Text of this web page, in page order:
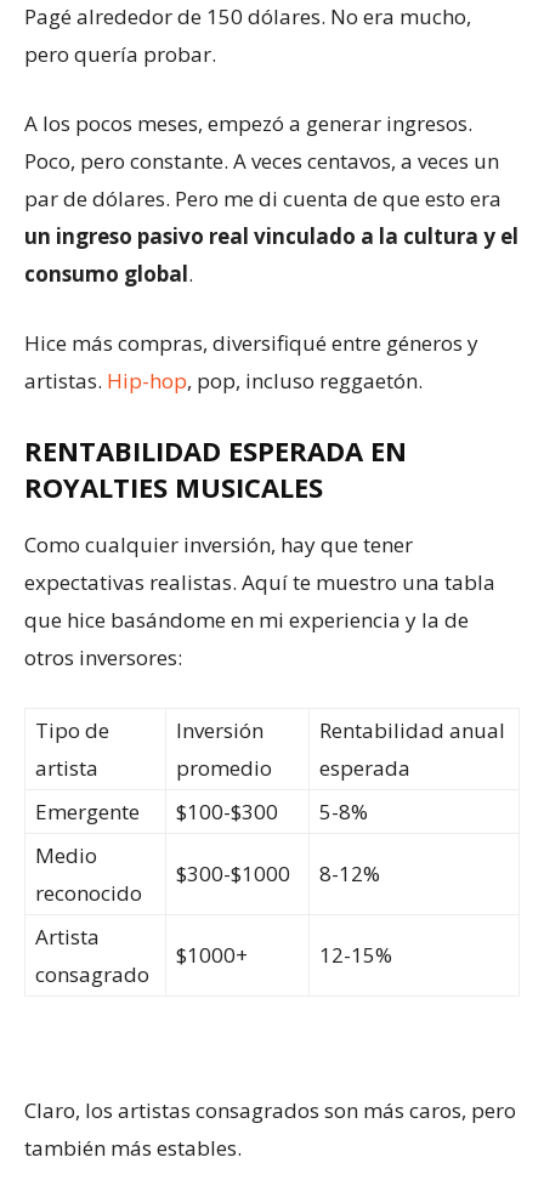
Pagé alrededor de 150 dólares. No era mucho,
pero quería probar.
A los pocos meses, empezó a generar ingresos.
Poco, pero constante. A veces centavos, a veces un
par de dólares. Pero me di cuenta de que esto era
un ingreso pasivo real vinculado a la cultura y el
consumo global.
Hice más compras, diversifiqué entre géneros y
artistas. Hip-hop, pop, incluso reggaetón.
RENTABILIDAD ESPERADA EN
ROYALTIES MUSICALES
Como cualquier inversión, hay que tener
expectativas realistas. Aquí te muestro una tabla
que hice basándome en mi experiencia y la de
otros inversores:
Tipo de
artista
Inversión
promedio
Rentabilidad anual
esperada
Emergente
$100-$300
5-8%
Medio
reconocido
$300-$1000 8-12%
Artista
consagrado
$1000+ 12-15%
Claro, los artistas consagrados son más caros, pero
también más estables.